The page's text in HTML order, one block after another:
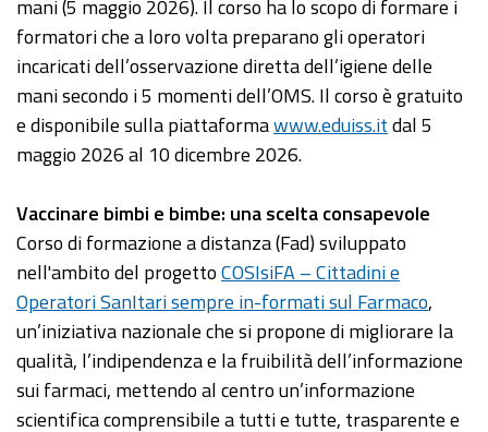
mani (5 maggio 2026). Il corso ha lo scopo di formare i
formatori che a loro volta preparano gli operatori
incaricati dell’osservazione diretta dell’igiene delle
mani secondo i 5 momenti dell’OMS. Il corso è gratuito
e disponibile sulla piattaformawww.eduiss.itdal 5
maggio 2026 al 10 dicembre 2026.
Vaccinare bimbi e bimbe: una scelta consapevole
Corso di formazione a distanza (Fad) sviluppato
nell'ambito del progettoCOSIsiFA – Cittadini e
Operatori SanItari sempre in-formati sul Farmaco,
un’iniziativa nazionale che si propone di migliorare la
qualità, l’indipendenza e la fruibilità dell’informazione
sui farmaci, mettendo al centro un’informazione
scientifica comprensibile a tutti e tutte, trasparente e